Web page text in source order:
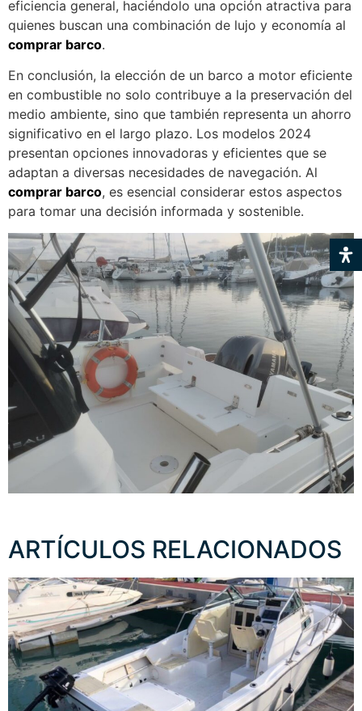
eficiencia general, haciéndolo una opción atractiva para
quienes buscan una combinación de lujo y economía al
comprar barco.
En conclusión, la elección de un barco a motor eficiente
en combustible no solo contribuye a la preservación del
medio ambiente, sino que también representa un ahorro
significativo en el largo plazo. Los modelos 2024
presentan opciones innovadoras y eficientes que se
adaptan a diversas necesidades de navegación. Al
comprar barco, es esencial considerar estos aspectos
para tomar una decisión informada y sostenible.
ARTÍCULOS RELACIONADOS